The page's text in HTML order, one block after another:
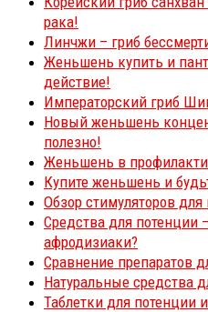
рака!
Линчжи – гриб
Женьшень купить и
действие!
Императорский гриб
Новый женьшень
полезно!
Женьшень в
Купите женьшень и
Обзор стимуляторов для
Средства для потенции
афродизиаки?
Сравнение препаратов
Натуральные средства
Таблетки для потенции